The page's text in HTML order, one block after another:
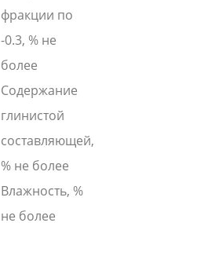
фракции по
-0.3, % не
более
Содержание
глинистой
составляющей,
% не более
Влажность, %
не более